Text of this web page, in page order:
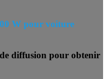
W pour voiture
diffusion pour obtenir